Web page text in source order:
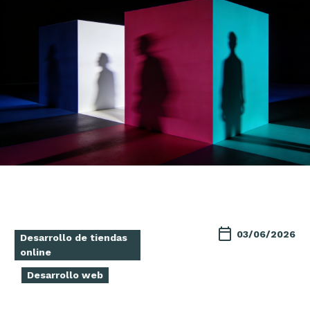
Desarrollo de tiendas
online
Desarrollo web
03/06/2026